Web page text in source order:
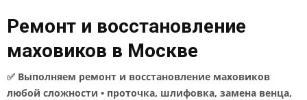
Ремонт и восстановление
маховиков в Москве
✅ Выполняем ремонт и восстановление маховиков
любой сложности • проточка, шлифовка, замена венца,